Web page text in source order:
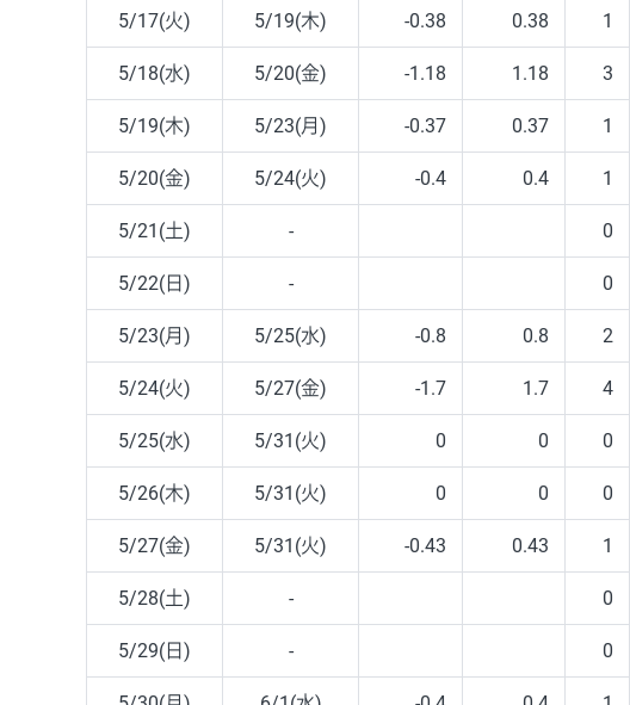
5/17(火) 5/19(木) -0.38 0.38 1
5/18(水) 5/20(金) -1.18 1.18 3
5/19(木) 5/23(月) -0.37 0.37 1
5/20(金) 5/24(火) -0.4 0.4 1
5/21(土) - 0
5/22(日) - 0
5/23(月) 5/25(水) -0.8 0.8 2
5/24(火) 5/27(金) -1.7 1.7 4
5/25(水) 5/31(火) 0 0 0
5/26(木) 5/31(火) 0 0 0
5/27(金) 5/31(火) -0.43 0.43 1
5/28(土) - 0
5/29(日) - 0